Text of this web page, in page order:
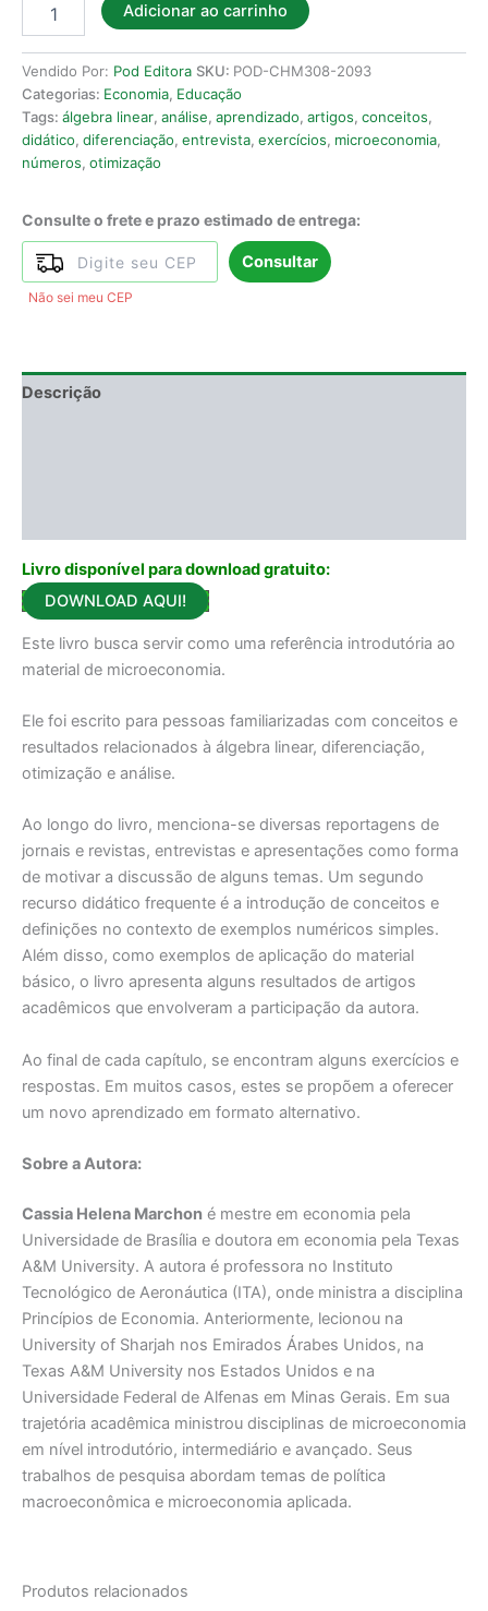
Adicionar ao carrinho
Vendido Por: Pod Editora SKU: POD-CHM308-2093
Categorias: Economia, Educação
Tags: álgebra linear, análise, aprendizado, artigos, conceitos,
didático, diferenciação, entrevista, exercícios, microeconomia,
números, otimização
Consulte o frete e prazo estimado de entrega:
Consultar
Não sei meu CEP
Descrição
Livro disponível para download gratuito:
DOWNLOAD AQUI!
Este livro busca servir como uma referência introdutória ao
material de microeconomia.
Ele foi escrito para pessoas familiarizadas com conceitos e
resultados relacionados à álgebra linear, diferenciação,
otimização e análise.
Ao longo do livro, menciona-se diversas reportagens de
jornais e revistas, entrevistas e apresentações como forma
de motivar a discussão de alguns temas. Um segundo
recurso didático frequente é a introdução de conceitos e
definições no contexto de exemplos numéricos simples.
Além disso, como exemplos de aplicação do material
básico, o livro apresenta alguns resultados de artigos
acadêmicos que envolveram a participação da autora.
Ao final de cada capítulo, se encontram alguns exercícios e
respostas. Em muitos casos, estes se propõem a oferecer
um novo aprendizado em formato alternativo.
Sobre a Autora:
Cassia Helena Marchon é mestre em economia pela
Universidade de Brasília e doutora em economia pela Texas
A&M University. A autora é professora no Instituto
Tecnológico de Aeronáutica (ITA), onde ministra a disciplina
Princípios de Economia. Anteriormente, lecionou na
University of Sharjah nos Emirados Árabes Unidos, na
Texas A&M University nos Estados Unidos e na
Universidade Federal de Alfenas em Minas Gerais. Em sua
trajetória acadêmica ministrou disciplinas de microeconomia
em nível introdutório, intermediário e avançado. Seus
trabalhos de pesquisa abordam temas de política
macroeconômica e microeconomia aplicada.
Produtos relacionados